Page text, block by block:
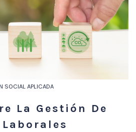
SOCIAL APLICADA
La Gestión De